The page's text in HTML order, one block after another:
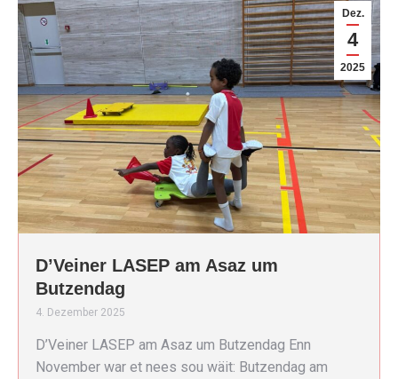
Dez.
4
2025
D’Veiner LASEP am Asaz um
Butzendag
4. Dezember 2025
D’Veiner LASEP am Asaz um Butzendag Enn
November war et nees sou wäit: Butzendag am